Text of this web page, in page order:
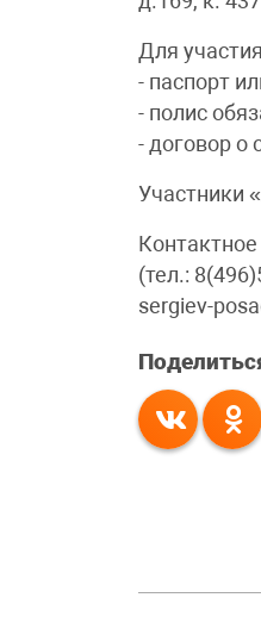
Для
- паспорт
- полис
- договор о
Участники
(тел.:
sergiev-